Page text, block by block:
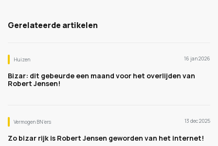
Gerelateerde artikelen
Huizen 16 jan 2026
Bizar: dit gebeurde een maand voor het overlijden van
Robert Jensen!
Vermogen BN’ers 13 dec 2025
Zo bizar rijk is Robert Jensen geworden van het internet!